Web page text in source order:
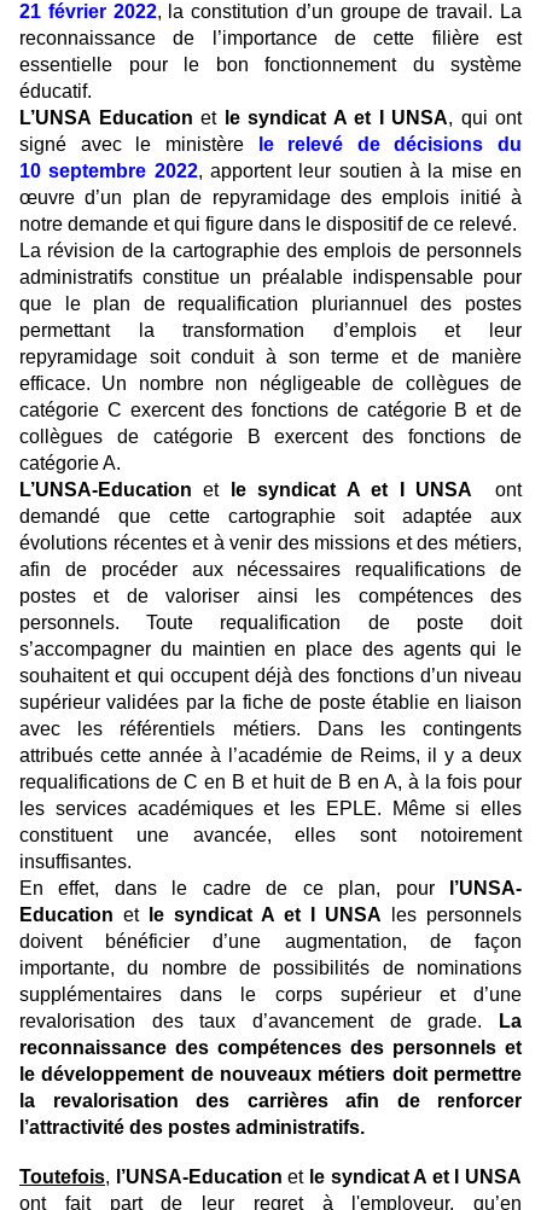
21 février 2022, la constitution d’un groupe de travail. La
reconnaissance de l’importance de cette filière est
essentielle pour le bon fonctionnement du système
éducatif.
L’UNSA Education et le syndicat A et I UNSA, qui ont
signé avec le ministère
le relevé de décisions du
10 septembre 2022, apportent leur soutien à la mise en
œuvre d’un plan de repyramidage des emplois initié à
notre demande et qui figure dans le dispositif de ce relevé.
La révision de la cartographie des emplois de personnels
administratifs constitue un préalable indispensable pour
que le plan de requalification pluriannuel des postes
permettant la transformation d’emplois et leur
repyramidage soit conduit à son terme et de manière
efficace. Un nombre non négligeable de collègues de
catégorie C exercent des fonctions de catégorie B et de
collègues de catégorie B exercent des fonctions de
catégorie A.
L’UNSA-Education et le syndicat A et I UNSA ont
demandé que cette cartographie soit adaptée aux
évolutions récentes et à venir des missions et des métiers,
afin de procéder aux nécessaires requalifications de
postes et de valoriser ainsi les compétences des
personnels. Toute requalification de poste doit
s’accompagner du maintien en place des agents qui le
souhaitent et qui occupent déjà des fonctions d’un niveau
supérieur validées par la fiche de poste établie en liaison
avec les référentiels métiers. Dans les contingents
attribués cette année à l’académie de Reims, il y a deux
requalifications de C en B et huit de B en A, à la fois pour
les services académiques et les EPLE. Même si elles
constituent une avancée, elles sont notoirement
insuffisantes.
En effet, dans le cadre de ce plan, pour
l’UNSA-
Education et le syndicat A et I UNSA les personnels
doivent bénéficier d’une augmentation, de façon
importante, du nombre de possibilités de nominations
supplémentaires dans le corps supérieur et d’une
revalorisation des taux d’avancement de grade.
La
reconnaissance des compétences des personnels et
le développement de nouveaux métiers doit permettre
la revalorisation des carrières afin de renforcer
l’attractivité des postes administratifs.
Toutefois, l’UNSA-Education et le syndicat A et I UNSA
ont fait part de leur
regret à l'employeur, qu’en